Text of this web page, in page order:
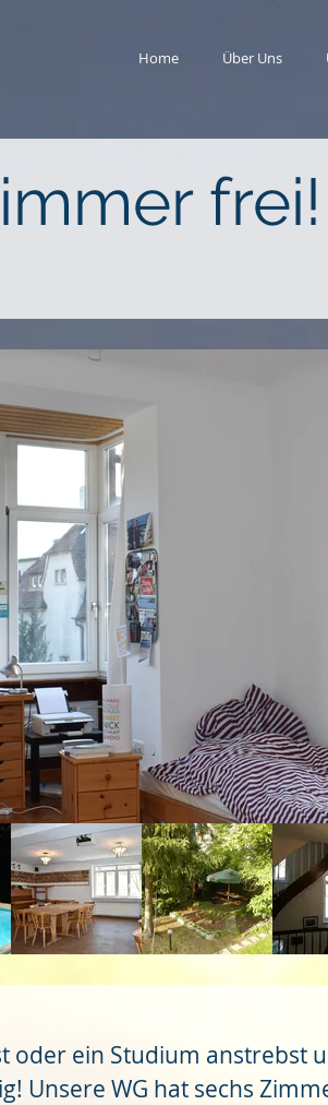
Home Über Uns
frei!
oder ein Studium anstrebst
Unsere WG hat sechs